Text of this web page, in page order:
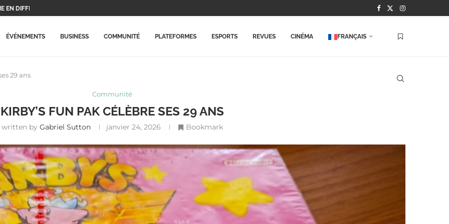
PROTAGONISTES ET...
ÉVÉNEMENTS BUSINESS COMMUNITÉ PLATEFORMES ESPORTS REVUES CINÉMA FRANÇAIS
29 ans
Communité
KIRBY’S FUN PAK CÉLÈBRE SES 29 ANS
written by Gabriel Sutton janvier 24, 2026 Bookmark